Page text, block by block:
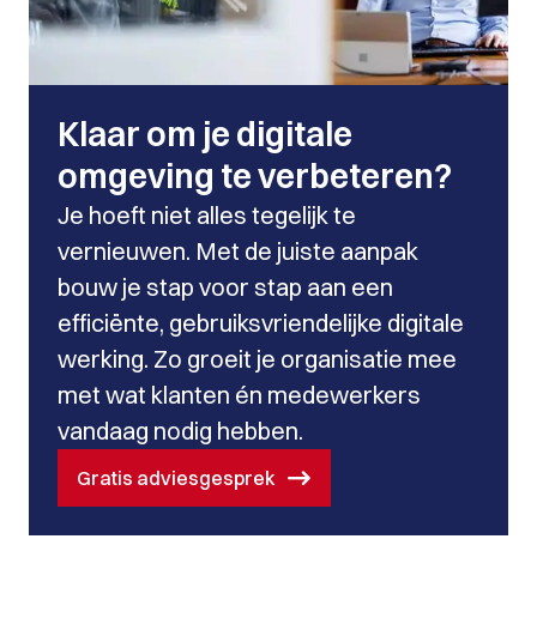
Klaar om je digitale
omgeving te verbeteren?
Je hoeft niet alles tegelijk te
vernieuwen. Met de juiste aanpak
bouw je stap voor stap aan een
efficiënte, gebruiksvriendelijke digitale
werking. Zo groeit je organisatie mee
met wat klanten én medewerkers
vandaag nodig hebben.
Gratis adviesgesprek